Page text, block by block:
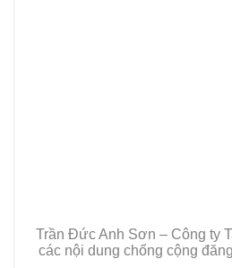
Trần Đức Anh Sơn – Công ty
các nội dung chống cộng